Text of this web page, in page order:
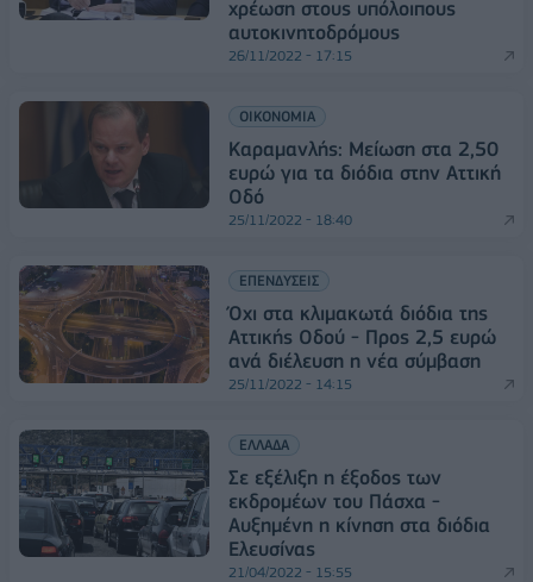
χρέωση στους υπόλοιπους
αυτοκινητοδρόμους
26/11/2022 - 17:15
ΟΙΚΟΝΟΜΙΑ
Καραμανλής: Μείωση στα 2,50
ευρώ για τα διόδια στην Αττική
Οδό
25/11/2022 - 18:40
ΕΠΕΝΔΥΣΕΙΣ
Όχι στα κλιμακωτά διόδια της
Αττικής Οδού - Προς 2,5 ευρώ
ανά διέλευση η νέα σύμβαση
25/11/2022 - 14:15
ΕΛΛΑΔΑ
Σε εξέλιξη η έξοδος των
εκδρομέων του Πάσχα -
Αυξημένη η κίνηση στα διόδια
Ελευσίνας
21/04/2022 - 15:55